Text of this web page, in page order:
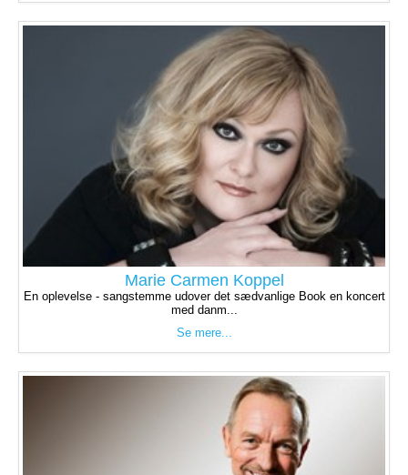
Marie Carmen Koppel
En oplevelse - sangstemme udover det sædvanlige Book en koncert
med danm...
Se mere...